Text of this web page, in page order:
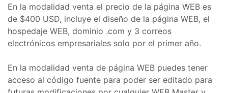
En la modalidad venta el precio de la página WEB es
de $400 USD, incluye el diseño de la página WEB, el
hospedaje WEB, dominio .com y 3 correos
electrónicos empresariales solo por el primer año.
En la modalidad venta de página WEB puedes tener
acceso al código fuente para poder ser editado para